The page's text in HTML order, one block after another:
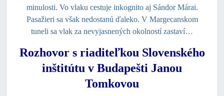
minulosti. Vo vlaku cestuje inkognito aj Sándor Márai.
Pasažieri sa však nedostanú ďaleko. V Margecanskom
tuneli sa vlak za nevyjasnených okolností zastaví…
Rozhovor s riaditeľkou Slovenského
inštitútu v Budapešti Janou
Tomkovou